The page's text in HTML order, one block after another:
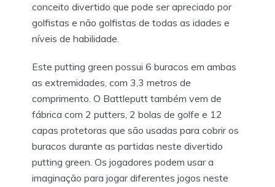
conceito divertido que pode ser apreciado por
golfistas e não golfistas de todas as idades e
níveis de habilidade.
Este putting green possui 6 buracos em ambas
as extremidades, com 3,3 metros de
comprimento. O Battleputt também vem de
fábrica com 2 putters, 2 bolas de golfe e 12
capas protetoras que são usadas para cobrir os
buracos durante as partidas neste divertido
putting green. Os jogadores podem usar a
imaginação para jogar diferentes jogos neste